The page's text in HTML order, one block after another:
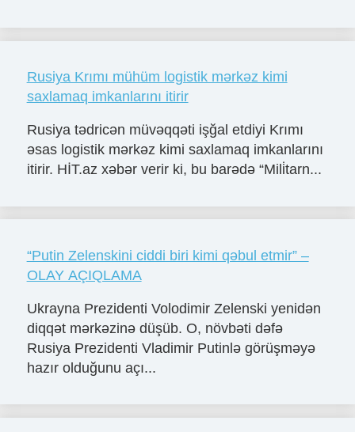
Rusiya Krımı mühüm logistik mərkəz kimi
saxlamaq imkanlarını itirir
Rusiya tədricən müvəqqəti işğal etdiyi Krımı
əsas logistik mərkəz kimi saxlamaq imkanlarını
itirir. HİT.az xəbər verir ki, bu barədə “Mili̇tarn...
“Putin Zelenskini ciddi biri kimi qəbul etmir” –
OLAY AÇIQLAMA
Ukrayna Prezidenti Volodimir Zelenski yenidən
diqqət mərkəzinə düşüb. O, növbəti dəfə
Rusiya Prezidenti Vladimir Putinlə görüşməyə
hazır olduğunu açı...